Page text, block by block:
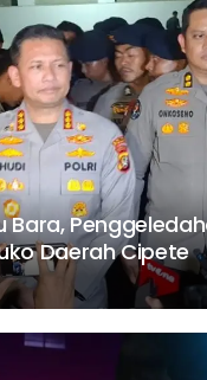
Bara,
Daerah Cipete